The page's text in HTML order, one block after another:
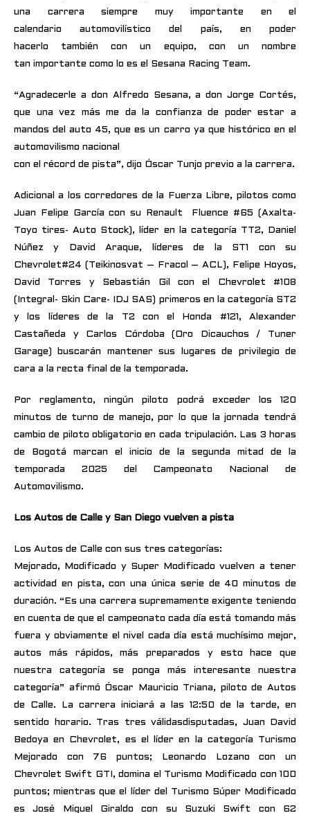
una carrera siempre muy importante en el
calendario automovilístico del país, en poder
hacerlo también con un equipo, con un nombre
tan importante como lo es el Sesana Racing Team.
“Agradecerle a don Alfredo Sesana, a don Jorge Cortés,
que una vez más me da la confianza de poder estar a
mandos del auto 45, que es un carro ya que histórico en el
automovilismo nacional
con el récord de pista”, dijo Óscar Tunjo previo a la carrera.
Adicional a los corredores de la Fuerza Libre, pilotos como
Juan Felipe García con su Renault Fluence #65 (Axalta-
Toyo tires- Auto Stock), líder en la categoría TT2, Daniel
Núñez y David Araque, líderes de la ST1 con su
Chevrolet#24 (Teikinosvat – Fracol – ACL), Felipe Hoyos,
David Torres y Sebastián Gil con el Chevrolet #108
(Integral- Skin Care- IDJ SAS) primeros en la categoría ST2
y los líderes de la T2 con el Honda #121, Alexander
Castañeda y Carlos Córdoba (Oro Dicauchos / Tuner
Garage) buscarán mantener sus lugares de privilegio de
cara a la recta final de la temporada.
Por reglamento, ningún piloto podrá exceder los 120
minutos de turno de manejo, por lo que la jornada tendrá
cambio de piloto obligatorio en cada tripulación. Las 3 horas
de Bogotá marcan el inicio de la segunda mitad de la
temporada 2025 del Campeonato Nacional de
Automovilismo.
Los Autos de Calle y San Diego vuelven a pista
Los Autos de Calle con sus tres categorías:
Mejorado, Modificado y Super Modificado vuelven a tener
actividad en pista, con una única serie de 40 minutos de
duración. “Es una carrera supremamente exigente teniendo
en cuenta de que el campeonato cada día está tomando más
fuera y obviamente el nivel cada día está muchísimo mejor,
autos más rápidos, más preparados y esto hace que
nuestra categoría se ponga más interesante nuestra
categoría” afirmó Óscar Mauricio Triana, piloto de Autos
de Calle. La carrera iniciará a las 12:50 de la tarde, en
sentido horario. Tras tres válidasdisputadas, Juan David
Bedoya en Chevrolet, es el líder en la categoría Turismo
Mejorado con 76 puntos; Leonardo Lozano con un
Chevrolet Swift GTI, domina el Turismo Modificado con 100
puntos; mientras que el líder del Turismo Súper Modificado
es José Miguel Giraldo con su Suzuki Swift con 62